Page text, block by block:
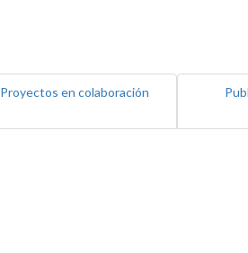
Proyectos en colaboración